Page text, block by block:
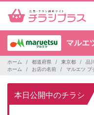
マルエ
ホーム 都道府県 東京都
品
ホーム
お店の名前 マルエツ プ
本日公開中のチラシ